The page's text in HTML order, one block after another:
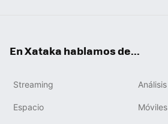
En Xataka hablamos de...
Streaming Análisis
Espacio Móviles